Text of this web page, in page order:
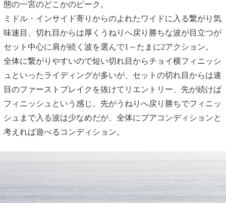
態の一宮のどこかのピーク。
ミドル・インサイド寄りからのよれたワイドに入る繋がり気
味速目、切れ目からは厚くうねりへ戻り勝ちな波が目立つが
セット中心に肩が続く波を選んで1～たまに2アクション。
全体に繋がりやすいので短い切れ目からチョイ横フィニッシ
ュといったライディングが多いが、セットの切れ目からは速
目のファーストブレイクを抜けてリエントリー、先が続けば
フィニッシュという感じ。先がうねりへ戻り勝ちでフィニッ
シュまで入る波は少なめだが、全体にプアコンディションと
考えれば遊べるコンディション。